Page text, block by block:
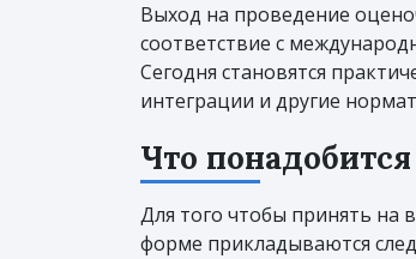
Выход на проведение
соответствие с
Сегодня становятся
интеграции и другие
Что
Для того чтобы принять на
форме прикладываются